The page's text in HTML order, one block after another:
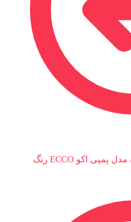
کفش و کتانی اسپرت مردانه و زنانه مدل پمپی اکو ECCO رنگ